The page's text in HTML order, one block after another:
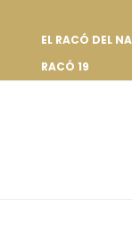
EL RACÓ DEL
RACÓ 19